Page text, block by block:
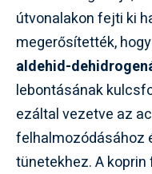
útvonalakon fejti ki
megerősítették,
aldehid-
lebontásának
ezáltal vezetve az
felhalmozódásához
tünetekhez. A